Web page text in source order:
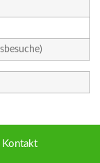
Kontakt